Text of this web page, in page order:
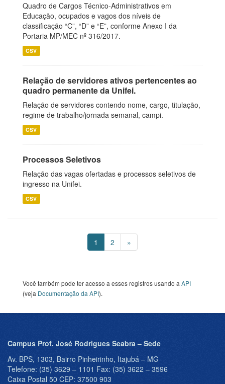
Quadro de Cargos Técnico-Administrativos em
Educação, ocupados e vagos dos níveis de
classificação “C”, “D” e “E”, conforme Anexo I da
Portaria MP/MEC nº 316/2017.
CSV
Relação de servidores ativos pertencentes ao
quadro permanente da Unifei.
Relação de servidores contendo nome, cargo, titulação,
regime de trabalho/jornada semanal, campi.
CSV
Processos Seletivos
Relação das vagas ofertadas e processos seletivos de
ingresso na Unifei.
CSV
1 2 »
Você também pode ter acesso a esses registros usando a API
(veja Documentação da API).
Campus Prof. José Rodrigues Seabra – Sede
Av. BPS, 1303, Bairro Pinheirinho, Itajubá – MG
Telefone: (35) 3629 – 1101 Fax: (35) 3622 – 3596
Caixa Postal 50 CEP: 37500 903